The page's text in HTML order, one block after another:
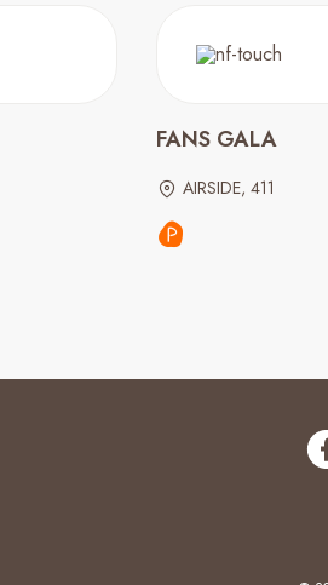
FANS GALA
AIRSIDE, 411